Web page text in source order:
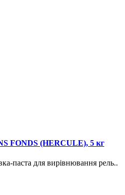
FONDS (HERCULE), 5 кг
для вирівнювання рель..